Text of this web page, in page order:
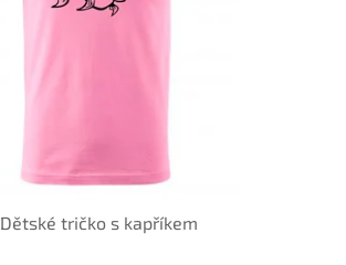
Dětské tričko s kapříkem